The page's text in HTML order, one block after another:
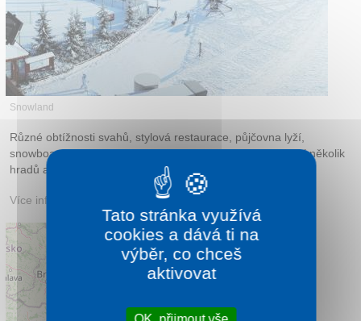
Snowland
Různé obtížnosti svahů, stylová restaurace, půjčovna lyží,
snowboard park, a přírodní kluziště. V blízkosti se nachází několik
hradů a kostel.
Více informací:
Tato stránka využívá
cookies a dává ti na
výběr, co chceš
aktivovat